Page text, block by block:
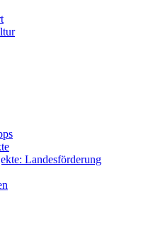
Landesförderung